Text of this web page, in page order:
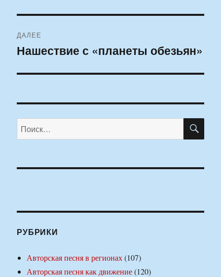
ДАЛЕЕ
Следующая
Нашествие с «планеты обезьян»
Искать:
РУБРИКИ
Авторская песня в регионах(107)
Авторская песня как движение(120)